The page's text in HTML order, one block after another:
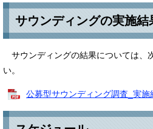
サウンディングの実施結
サウンディングの結果については、
い。
公募型サウンディング調査_実